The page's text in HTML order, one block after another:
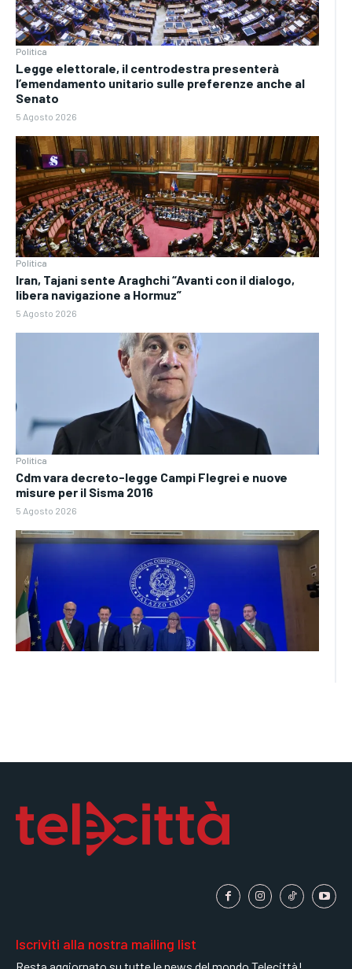
Politica
Legge elettorale, il centrodestra presenterà
l’emendamento unitario sulle preferenze anche al
Senato
5 Agosto 2026
Politica
Iran, Tajani sente Araghchi “Avanti con il dialogo,
libera navigazione a Hormuz”
5 Agosto 2026
Politica
Cdm vara decreto-legge Campi Flegrei e nuove
misure per il Sisma 2016
5 Agosto 2026
Iscriviti alla nostra mailing list